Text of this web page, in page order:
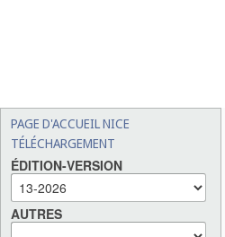
PAGE D'ACCUEIL NICE
TÉLÉCHARGEMENT
ÉDITION-VERSION
AUTRES